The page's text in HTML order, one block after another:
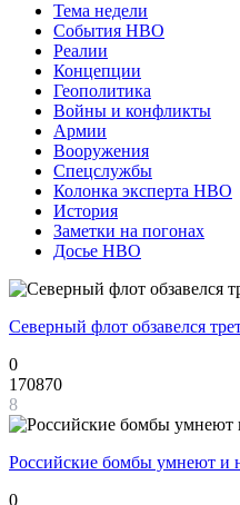
Тема недели
События НВО
Реалии
Концепции
Геополитика
Войны и конфликты
Армии
Вооружения
Спецслужбы
Колонка эксперта НВО
История
Заметки на погонах
Досье НВО
Северный флот обзавелся
0
170870
8
Российские бомбы умнеют и
0